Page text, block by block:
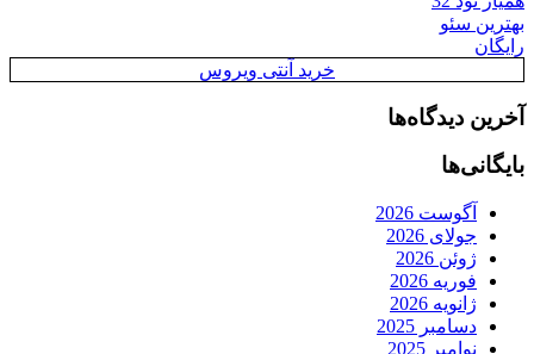
بهترین سئو
رایگان
خرید آنتی ویروس
آخرین دیدگاه‌ها
بایگانی‌ها
آگوست 2026
جولای 2026
ژوئن 2026
فوریه 2026
ژانویه 2026
دسامبر 2025
نوامبر 2025